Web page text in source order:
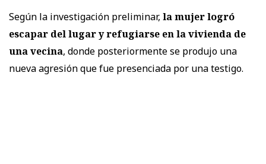
Según la investigación preliminar, la mujer logró
escapar del lugar y refugiarse en la vivienda de
una vecina, donde posteriormente se produjo una
nueva agresión que fue presenciada por una testigo.